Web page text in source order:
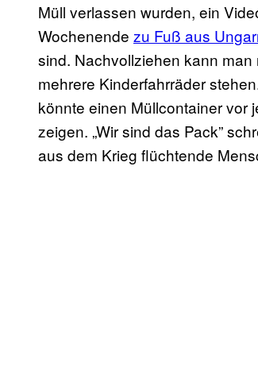
Müll verlassen wurden, ein
Wochenende zu Fuß aus
sind. Nachvollziehen kann man
mehrere Kinderfahrräder
könnte einen Müllcontainer vor
zeigen. „Wir sind das Pack”
aus dem Krieg flüchtende